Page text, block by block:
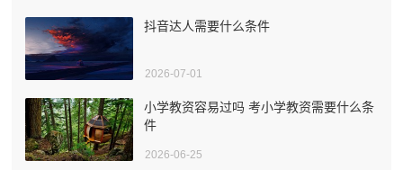
抖音达人需要什么条件
2026-07-01
小学教资容易过吗 考小学教资需要什么条
件
2026-06-25